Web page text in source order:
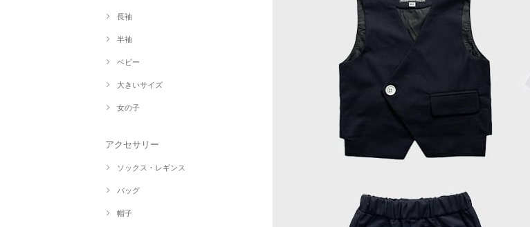
長袖
半袖
ベビー
大きいサイズ
女の子
アクセサリー
ソックス・レギンス
バッグ
帽子